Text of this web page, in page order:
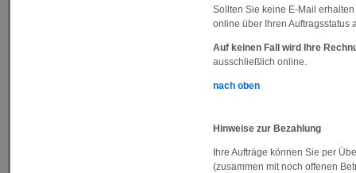
Sollten Sie keine E-Mail
online über Ihren Auftragsstatus
Auf keinen Fall wird Ihre
ausschließlich online.
nach oben
Hinweise zur Bezahlung
Ihre Aufträge können Sie per
(zusammen mit noch offenen